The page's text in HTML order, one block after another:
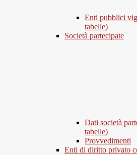
Enti pubblici
tabelle)
Società partecipate
Dati società
tabelle)
Provvedimenti
Enti di diritto privato